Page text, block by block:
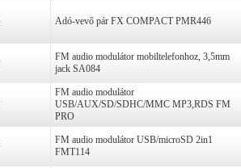
Adó-vevő pár FX COMPACT PMR446
FM audio modulátor mobiltelefonhoz, 3,5mm
jack SA084
FM audio modulátor
USB/AUX/SD/SDHC/MMC MP3,RDS FM
PRO
FM audio modulátor USB/microSD 2in1
FMT114